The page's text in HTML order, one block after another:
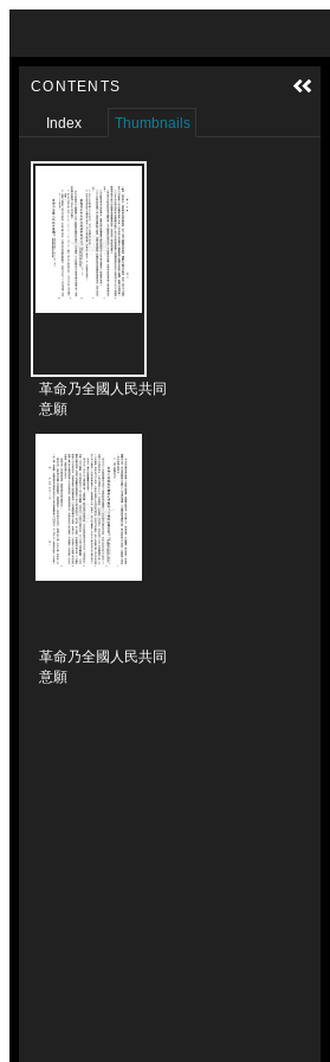
CONTENTS
Index Thumbnails
革命乃全國人民共同
意願
革命乃全國人民共同
意願